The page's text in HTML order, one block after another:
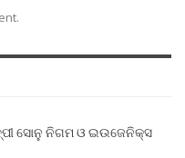
ସୋନୁ ନିଗମ ଓ ଇଉଜେନିକ୍ସ